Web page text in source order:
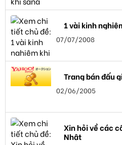
1 vài kinh
07/07/2008
Trang bán đấu
02/06/2005
Xin hỏi về các
Nhật